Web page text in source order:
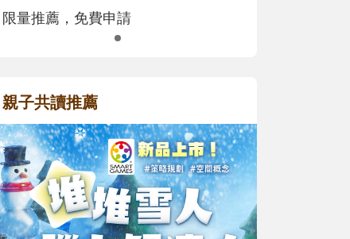
限量推薦，免費申請
親子共讀推薦